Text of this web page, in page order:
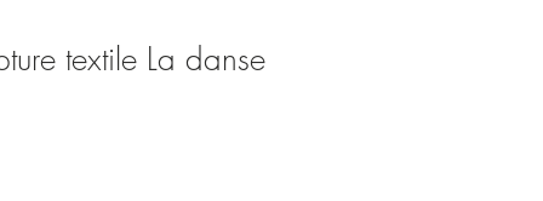
textile La danse